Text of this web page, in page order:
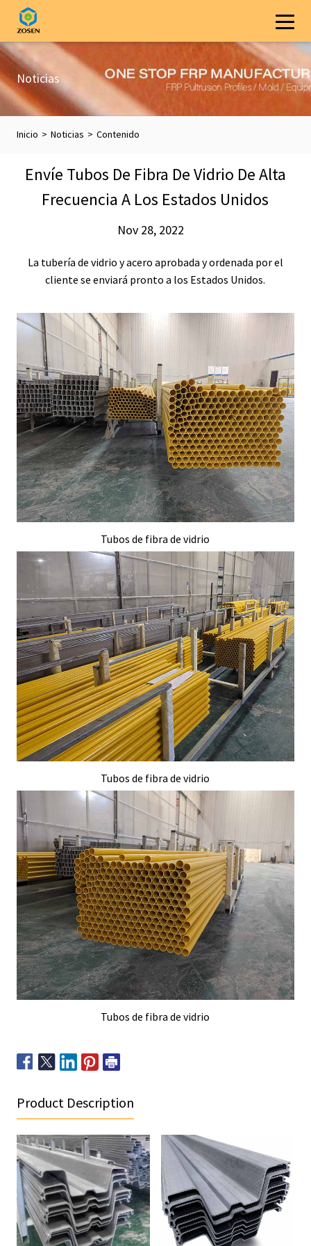
Noticias
Inicio > Noticias > Contenido
Envíe Tubos De Fibra De Vidrio De Alta
Frecuencia A Los Estados Unidos
Nov 28, 2022
La tubería de vidrio y acero aprobada y ordenada por el
cliente se enviará pronto a los Estados Unidos.
Tubos de fibra de vidrio
Tubos de fibra de vidrio
Tubos de fibra de vidrio
Product Description